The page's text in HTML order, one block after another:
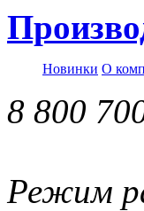
Новинки О
8 800
Режим